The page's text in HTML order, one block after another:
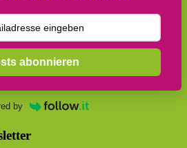
abonnieren
by